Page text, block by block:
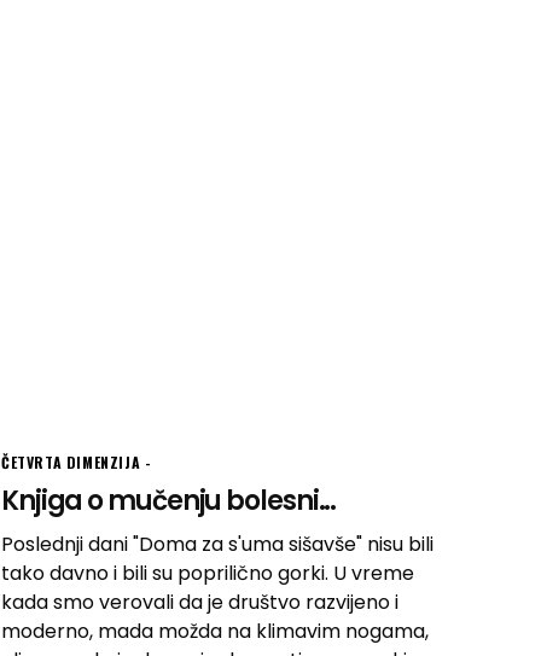
ČETVRTA DIMENZIJA
Knjiga o mučenju bolesni...
Poslednji dani "Doma za s'uma sišavše" nisu bili
tako davno i bili su poprilično gorki. U vreme
kada smo verovali da je društvo razvijeno i
moderno, mada možda na klimavim nogama,